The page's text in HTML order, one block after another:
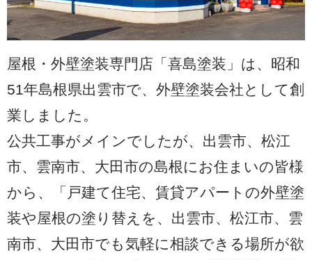
屋根・外壁塗装専門店「喜島塗装」は、昭和
51年島根県出雲市で、外壁塗装会社として創
業しました。
公共工事がメインでしたが、出雲市、松江
市、雲南市、大田市の島根にお住まいの皆様
から、「戸建て住宅、賃貸アパートの外壁塗
装や屋根の塗り替えを、出雲市、松江市、雲
南市、大田市でも気軽に相談できる場所が欲